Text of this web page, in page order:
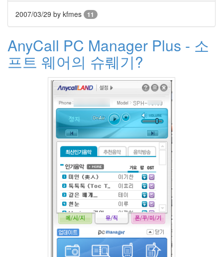
2007/03/29 by kfmes 11
AnyCall PC Manager Plus - 소
프트 웨어의 슈뤠기?
kfmes
JateON
테
슬
라